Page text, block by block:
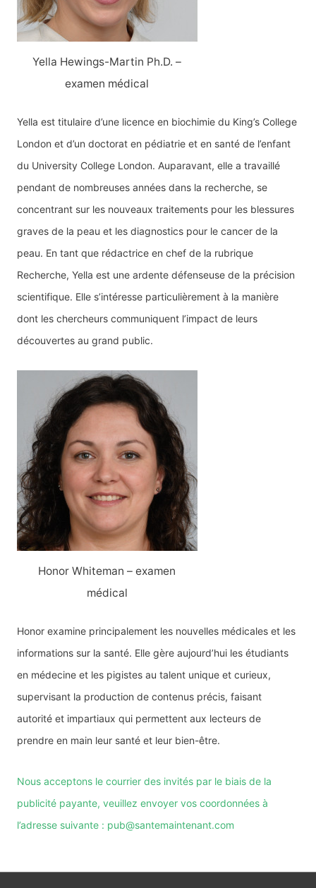
Yella Hewings-Martin Ph.D. –
examen médical
Yella est titulaire d’une licence en biochimie du King’s College
London et d’un doctorat en pédiatrie et en santé de l’enfant
du University College London. Auparavant, elle a travaillé
pendant de nombreuses années dans la recherche, se
concentrant sur les nouveaux traitements pour les blessures
graves de la peau et les diagnostics pour le cancer de la
peau. En tant que rédactrice en chef de la rubrique
Recherche, Yella est une ardente défenseuse de la précision
scientifique. Elle s’intéresse particulièrement à la manière
dont les chercheurs communiquent l’impact de leurs
découvertes au grand public.
Honor Whiteman – examen
médical
Honor examine principalement les nouvelles médicales et les
informations sur la santé. Elle gère aujourd’hui les étudiants
en médecine et les pigistes au talent unique et curieux,
supervisant la production de contenus précis, faisant
autorité et impartiaux qui permettent aux lecteurs de
prendre en main leur santé et leur bien-être.
Nous acceptons le courrier des invités par le biais de la
publicité payante, veuillez envoyer vos coordonnées à
l’adresse suivante : pub@santemaintenant.com